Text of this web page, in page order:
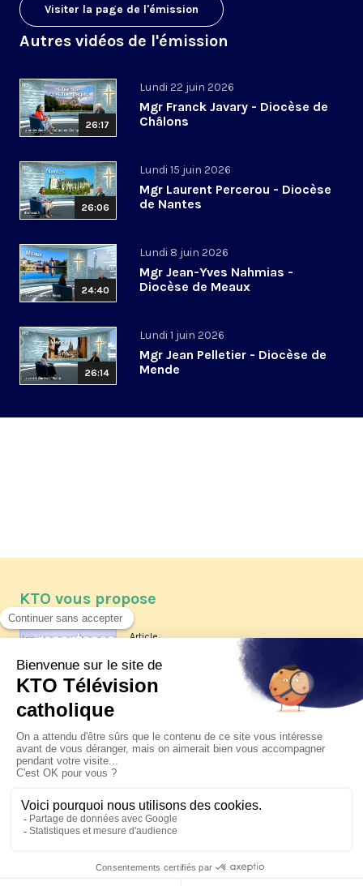
Visiter la page de l'émission
Autres vidéos de l'émission
26:17
Lundi 22 juin 2026
Mgr Franck Javary - Diocèse de
Châlons
26:06
Lundi 15 juin 2026
Mgr Laurent Percerou - Diocèse
de Nantes
24:40
Lundi 8 juin 2026
Mgr Jean-Yves Nahmias -
Diocèse de Meaux
26:14
Lundi 1 juin 2026
Mgr Jean Pelletier - Diocèse de
Mende
KTO vous propose
Article
Les reportages d'été 2026 de KTO
La visite pastorale du pape Léon
XIV à Assise à suivre sur KTO le
jeudi 6 août
Le pape en Uruguay, Argentine et
Pérou du 6 au 17 novembre 2026